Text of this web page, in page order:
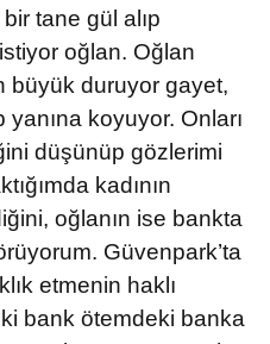
tane gül alıp
oğlan. Oğlan
büyük duruyor gayet,
koyuyor. Onları
düşünüp gözlerimi
kadının
oğlanın ise bankta
Güvenpark’ta
etmenin haklı
bank ötemdeki banka